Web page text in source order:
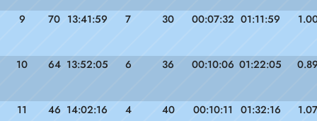
9 70 13:41:59 7 30 00:07:32 01:11:59
10 64 13:52:05 6 36 00:10:06 01:22:05
11 46 14:02:16 4 40 00:10:11 01:32:16 1.07